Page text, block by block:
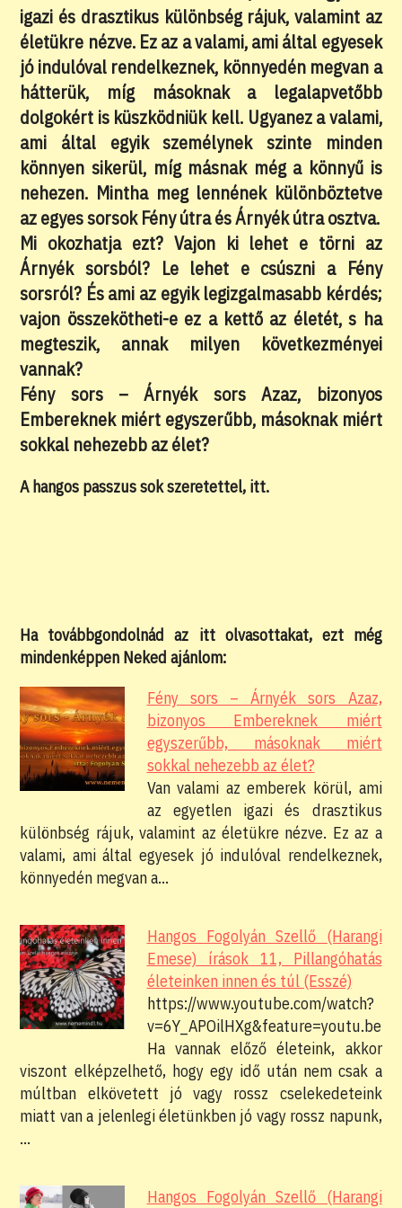
igazi és drasztikus különbség rájuk, valamint az
életükre nézve. Ez az a valami, ami által egyesek
jó indulóval rendelkeznek, könnyedén megvan a
hátterük, míg másoknak a legalapvetőbb
dolgokért is küszködniük kell. Ugyanez a valami,
ami által egyik személynek szinte minden
könnyen sikerül, míg másnak még a könnyű is
nehezen. Mintha meg lennének különböztetve
az egyes sorsok Fény útra és Árnyék útra osztva.
Mi okozhatja ezt? Vajon ki lehet e törni az
Árnyék sorsból? Le lehet e csúszni a Fény
sorsról? És ami az egyik legizgalmasabb kérdés;
vajon összekötheti-e ez a kettő az életét, s ha
megteszik, annak milyen következményei
vannak?
Fény sors – Árnyék sors Azaz, bizonyos
Embereknek miért egyszerűbb, másoknak miért
sokkal nehezebb az élet?
A hangos passzus sok szeretettel, itt.
Ha továbbgondolnád az itt olvasottakat, ezt még
mindenképpen Neked ajánlom:
Fény sors – Árnyék sors Azaz,
bizonyos Embereknek miért
egyszerűbb, másoknak miért
sokkal nehezebb az élet?
Van valami az emberek körül, ami
az egyetlen igazi és drasztikus
különbség rájuk, valamint az életükre nézve. Ez az a
valami, ami által egyesek jó indulóval rendelkeznek,
könnyedén megvan a…
Hangos Fogolyán Szellő (Harangi
Emese) írások 11, Pillangóhatás
életeinken innen és túl (Esszé)
https://www.youtube.com/watch?
v=6Y_APOilHXg&feature=youtu.be
Ha vannak előző életeink, akkor
viszont elképzelhető, hogy egy idő után nem csak a
múltban elkövetett jó vagy rossz cselekedeteink
miatt van a jelenlegi életünkben jó vagy rossz napunk,
…
Hangos Fogolyán Szellő (Harangi